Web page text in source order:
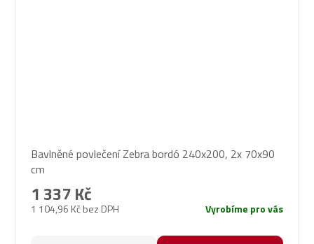
Bavlněné povlečení Zebra bordó 240x200, 2x 70x90
cm
1 104,96 Kč bez DPH
1 337 Kč
Vyrobíme pro vás